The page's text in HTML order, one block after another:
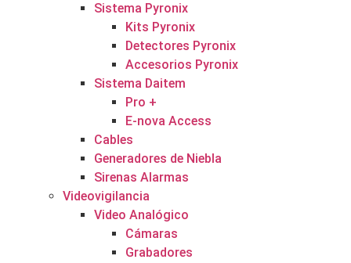
Sistema Pyronix
Kits Pyronix
Detectores Pyronix
Accesorios Pyronix
Sistema Daitem
Pro +
E-nova Access
Cables
Generadores de Niebla
Sirenas Alarmas
Videovigilancia
Video Analógico
Cámaras
Grabadores